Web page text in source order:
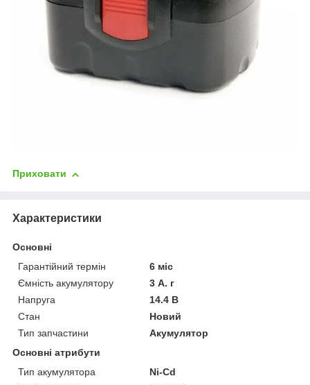
Приховати
Характеристики
Основні
Гарантійний термін
6 міс
Ємність акумулятору
3 А. г
Напруга
14.4 В
Стан
Новий
Тип запчастини
Акумулятор
Основні атрибути
Тип акумулятора
Ni-Cd